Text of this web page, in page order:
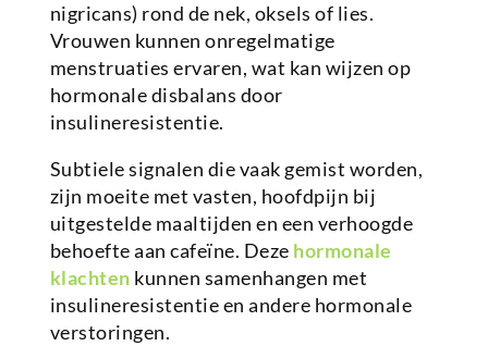
nigricans) rond de nek, oksels of lies.
Vrouwen kunnen onregelmatige
menstruaties ervaren, wat kan wijzen op
hormonale disbalans door
insulineresistentie.
Subtiele signalen die vaak gemist worden,
zijn moeite met vasten, hoofdpijn bij
uitgestelde maaltijden en een verhoogde
behoefte aan cafeïne. Deze hormonale
klachten kunnen samenhangen met
insulineresistentie en andere hormonale
verstoringen.